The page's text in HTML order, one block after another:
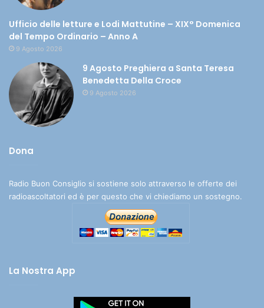
Ufficio delle letture e Lodi Mattutine – XIX° Domenica
del Tempo Ordinario – Anno A
9 Agosto 2026
9 Agosto Preghiera a Santa Teresa
Benedetta Della Croce
9 Agosto 2026
Dona
Radio Buon Consiglio si sostiene solo attraverso le offerte dei
radioascoltatori ed è per questo che vi chiediamo un sostegno.
La Nostra App